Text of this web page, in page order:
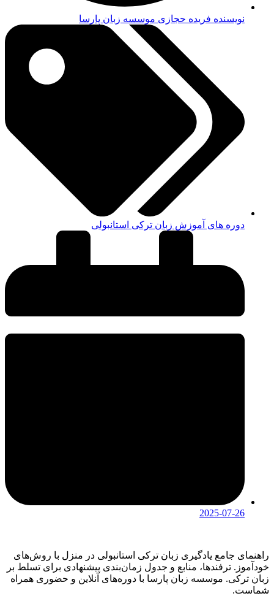
نویسنده فریده حجازی موسسه زبان پارسا
دوره های آموزش زبان ترکی استانبولی
2025-07-26
راهنمای جامع یادگیری زبان ترکی استانبولی در منزل با روش‌های
خودآموز. ترفندها، منابع و جدول زمان‌بندی پیشنهادی برای تسلط بر
زبان ترکی. موسسه زبان پارسا با دوره‌های آنلاین و حضوری همراه
شماست.